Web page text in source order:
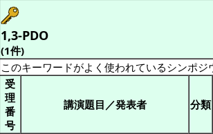
1,3-PDO
(1件)
このキーワードがよく使われているシンポ
受
理
番
号
講演題目／発表者 分類